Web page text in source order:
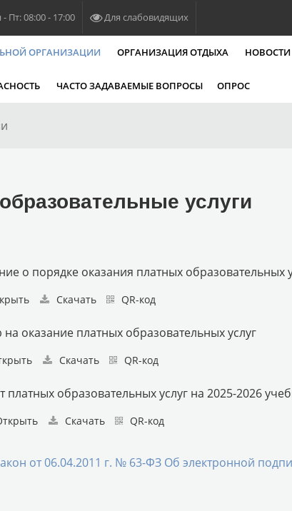
- Пт: 08:00 - 17:00 Для слабовидящих
ОРГАНИЗАЦИИ ОРГАНИЗАЦИЯ ОТДЫХА НОВОСТИ
ЧАСТО ЗАДАВАЕМЫЕ ВОПРОСЫ ОПРОС
услуги
о порядке оказания платных образовательных
Скачать QR-код
оказание платных образовательных услуг
Скачать QR-код
платных образовательных услуг на 2025-2026
Скачать QR-код
от 06.04.2011 г. № 63-ФЗ Об электронной